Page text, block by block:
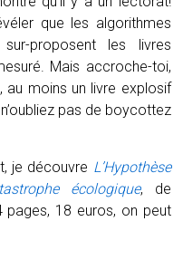
que les algorithmes
sur-proposent les livres
Mais accroche-toi,
moins un livre explosif
pas de boycottez
je découvre L’Hypothèse
écologique, de
pages, 18 euros, on peut